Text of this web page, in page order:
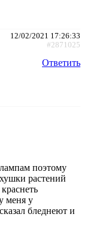
12/02/2021 17:26:33
#2871025
Ответить
поэтому
растений
меня у
бледнеют и